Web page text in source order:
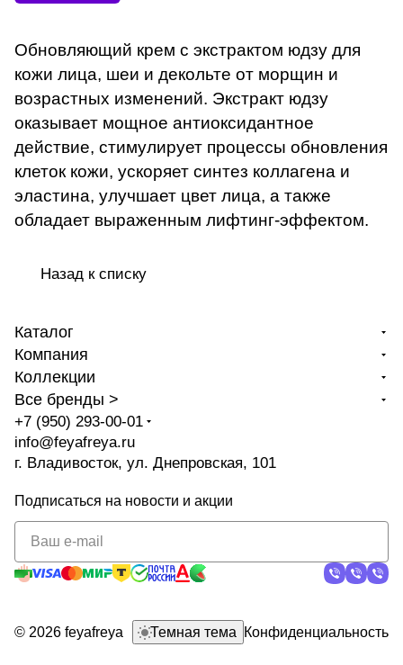
Обновляющий крем с экстрактом юдзу для
кожи лица, шеи и декольте от морщин и
возрастных изменений. Экстракт юдзу
оказывает мощное антиоксидантное
действие, стимулирует процессы обновления
клеток кожи, ускоряет синтез коллагена и
эластина, улучшает цвет лица, а также
обладает выраженным лифтинг-эффектом.
Назад к списку
Каталог
Компания
Коллекции
Все бренды >
+7 (950) 293-00-01
info@feyafreya.ru
г. Владивосток, ул. Днепровская, 101
Подписаться на новости и акции
© 2026 feyafreya Темная тема Конфиденциальность